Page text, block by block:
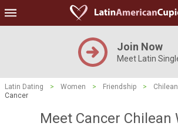
Join Now
Meet Latin
Latin Dating > Women > Friendship > Chilean
Cancer
Meet Cancer Chilean